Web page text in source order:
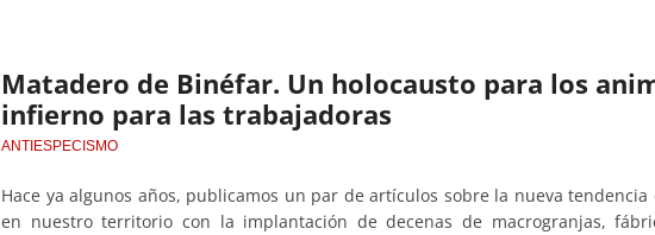
Matadero de Binéfar. Un holocausto para los
infierno para las trabajadoras
ANTIESPECISMO
Hace ya algunos años, publicamos un par de artículos sobre la nueva
en nuestro territorio con la implantación de decenas de macrogranjas,